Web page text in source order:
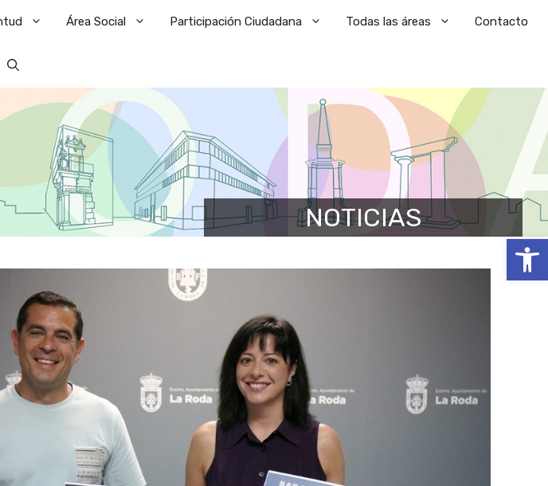
Abrir
Área Social Participación Ciudadana Todas las áreas Contacto
NOTICIAS